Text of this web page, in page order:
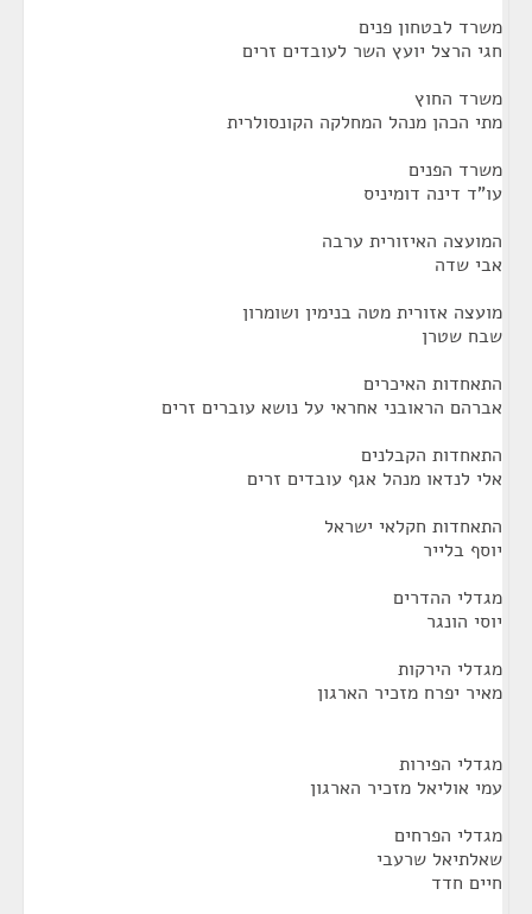
משרד לבטחון פנים
חגי הרצל יועץ השר לעובדים זרים
משרד החוץ
מתי הכהן מנהל המחלקה הקונסולרית
משרד הפנים
עו"ד דינה דומיניס
המועצה האיזורית ערבה
אבי שדה
מועצה אזורית מטה בנימין ושומרון
שבח שטרן
התאחדות האיכרים
אברהם הראובני אחראי על נושא עוברים זרים
התאחדות הקבלנים
אלי לנדאו מנהל אגף עובדים זרים
התאחדות חקלאי ישראל
יוסף בלייר
מגדלי ההדרים
יוסי הונגר
מגדלי הירקות
מאיר יפרח מזכיר הארגון
מגדלי הפירות
עמי אוליאל מזכיר הארגון
מגדלי הפרחים
שאלתיאל שרעבי
חיים חדד